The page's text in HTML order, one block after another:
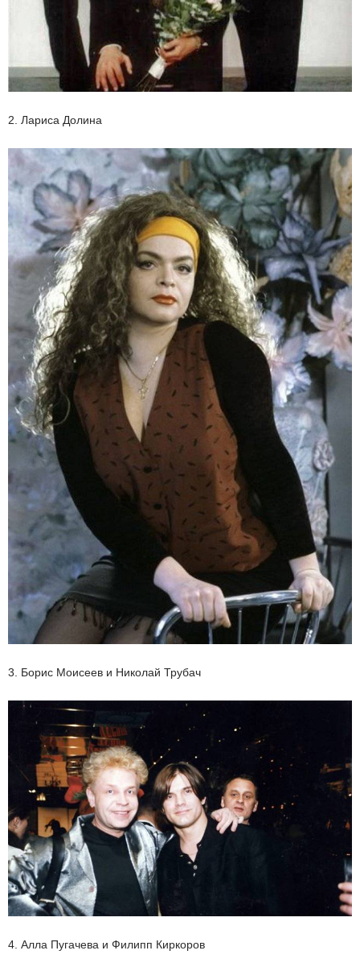
2. Лариса Долина
3. Борис Моисеев и Николай Трубач
4. Алла Пугачева и Филипп Киркоров